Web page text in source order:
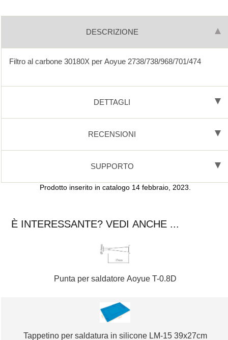
DESCRIZIONE
Filtro al carbone 30180X per Aoyue 2738/738/968/701/474
DETTAGLI
RECENSIONI
SUPPORTO
Prodotto inserito in catalogo 14 febbraio, 2023.
È INTERESSANTE? VEDI ANCHE ...
Punta per saldatore Aoyue T-0.8D
Tappetino per saldatura in silicone LM-15 39x27cm